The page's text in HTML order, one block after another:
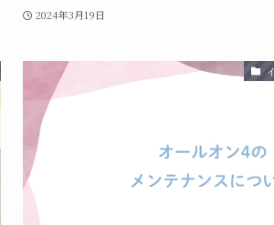
2024年3月19日